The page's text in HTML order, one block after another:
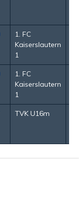
1. FC
Kaiserslautern
1
1. FC
Kaiserslautern
1
TVK U16m